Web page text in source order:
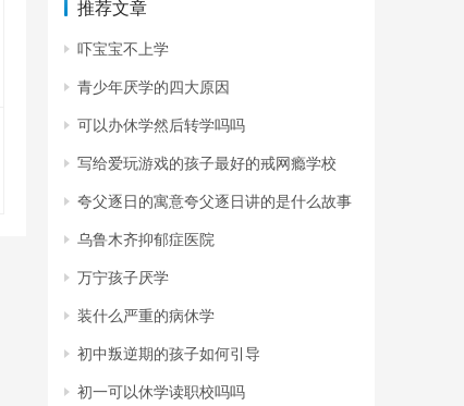
推荐文章
吓宝宝不上学
青少年厌学的四大原因
可以办休学然后转学吗吗
写给爱玩游戏的孩子最好的戒网瘾学校
夸父逐日的寓意夸父逐日讲的是什么故事
乌鲁木齐抑郁症医院
万宁孩子厌学
装什么严重的病休学
初中叛逆期的孩子如何引导
初一可以休学读职校吗吗